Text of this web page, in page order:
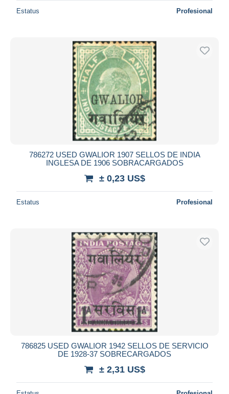
Estatus Profesional
786272 USED GWALIOR 1907 SELLOS DE INDIA
INGLESA DE 1906 SOBRACARGADOS
± 0,23 US$
Estatus Profesional
786825 USED GWALIOR 1942 SELLOS DE SERVICIO
DE 1928-37 SOBRECARGADOS
± 2,31 US$